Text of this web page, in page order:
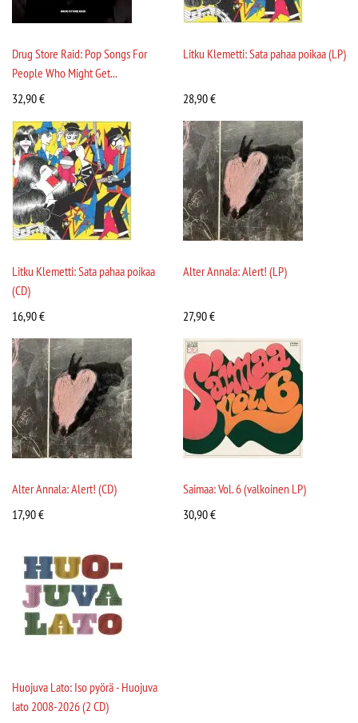
Drug Store Raid: Pop Songs For
People Who Might Get...
32,90€
Litku Klemetti: Sata pahaa poikaa (LP)
28,90€
Litku Klemetti: Sata pahaa poikaa
(CD)
16,90€
Alter Annala: Alert! (LP)
27,90€
Alter Annala: Alert! (CD)
17,90€
Saimaa: Vol. 6 (valkoinen LP)
30,90€
Huojuva Lato: Iso pyörä - Huojuva
lato 2008-2026 (2 CD)